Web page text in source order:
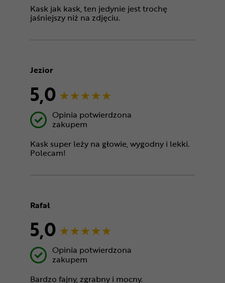
Kask jak kask, ten jedynie jest trochę
jaśniejszy niż na zdjęciu.
Jezior
5,0
Opinia potwierdzona
zakupem
Kask super leży na głowie, wygodny i lekki.
Polecam!
Rafał
5,0
Opinia potwierdzona
zakupem
Bardzo fajny, zgrabny i mocny.